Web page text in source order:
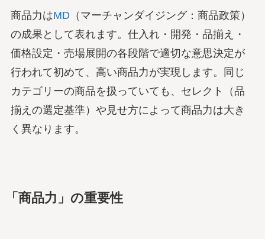
商品力はMD（マーチャンダイジング：商品政策）
の成果として表れます。仕入れ・開発・品揃え・
価格設定・売場展開の各段階で適切な意思決定が
行われて初めて、高い商品力が実現します。同じ
カテゴリーの商品を扱っていても、セレクト（品
揃えの選定基準）や見せ方によって商品力は大き
く異なります。
「商品力」の重要性